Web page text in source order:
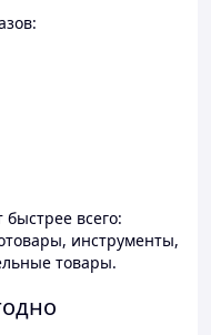
всего:
инструменты,
товары.